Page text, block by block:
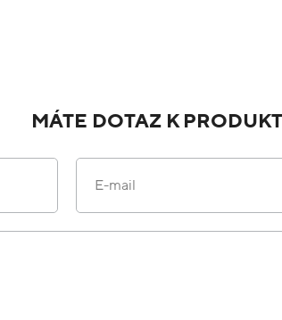
MÁTE DOTAZ K
E-mail